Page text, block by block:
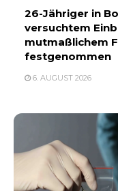
26-Jähriger in
versuchtem
mutmaßlichem
festgenommen
6. AUGUST 2026